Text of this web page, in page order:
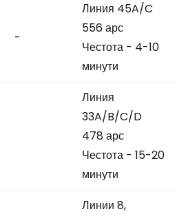
-
Линия 45A/C
556 арс
Честота - 4-10
минути
Линия
33A/B/C/D
478 арс
Честота - 15-20
минути
Линии 8,